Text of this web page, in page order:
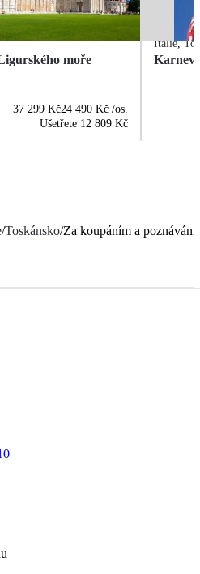
moře
37 299 Kč24 490 Kč /os.
Ušetřete 12 809 Kč
Itálie,
/Toskánsko/Za koupáním a